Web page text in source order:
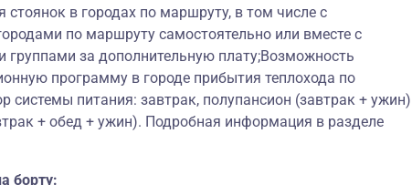
в городах по маршруту, в том числе с
по маршруту самостоятельно или вместе с
за дополнительную плату;Возможность
программу в городе прибытия теплохода по
системы питания: завтрак, полупансион (завтрак + ужин)
+ обед + ужин). Подробная информация в разделе
борту: